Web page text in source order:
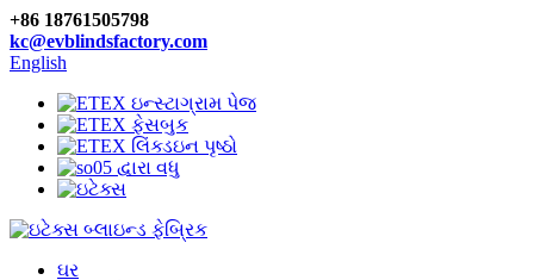
+86 18761505798
kc@evblindsfactory.com
English
ઘર